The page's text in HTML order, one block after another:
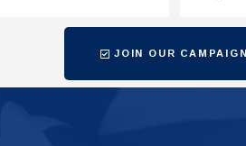
JOIN OUR CAMPAIGN